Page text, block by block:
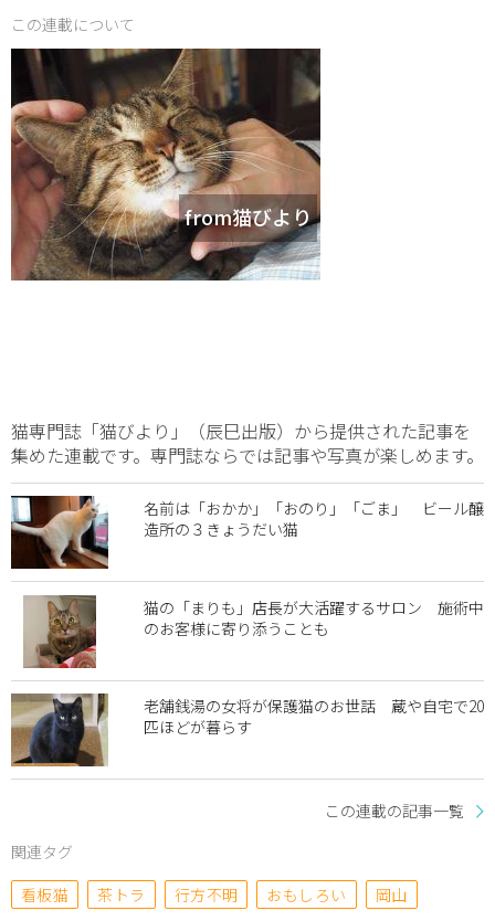
この連載について
from猫びより
猫専門誌「猫びより」（辰巳出版）から提供された記事を
集めた連載です。専門誌ならでは記事や写真が楽しめます。
名前は「おかか」「おのり」「ごま」 ビール醸
造所の３きょうだい猫
猫の「まりも」店長が大活躍するサロン 施術中
のお客様に寄り添うことも
老舗銭湯の女将が保護猫のお世話 蔵や自宅で20
匹ほどが暮らす
この連載の記事一覧
関連タグ
看板猫
茶トラ 行方不明 おもしろい 岡山